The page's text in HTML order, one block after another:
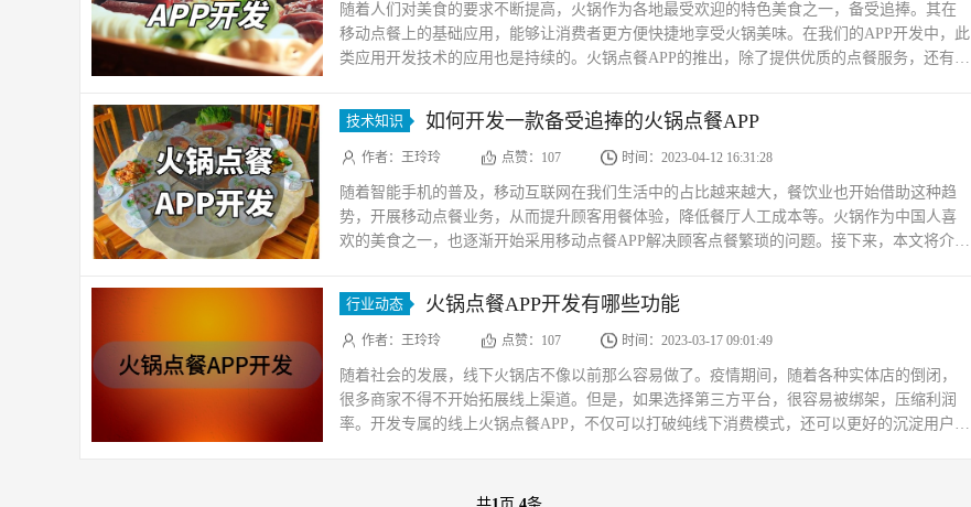
随着人们对美食的要求不断提高，火锅作为各地最受欢迎的特色美食之一，备受追捧。其在
移动点餐上的基础应用，能够让消费者更方便快捷地享受火锅美味。在我们的APP开发中，此
类应用开发技术的应用也是持续的。火锅点餐APP的推出，除了提供优质的点餐服务，还有助
技术知识 如何开发一款备受追捧的火锅点餐APP
作者：王玲玲 点赞：107 时间：2023-04-12 16:31:28
随着智能手机的普及，移动互联网在我们生活中的占比越来越大，餐饮业也开始借助这种趋
势，开展移动点餐业务，从而提升顾客用餐体验，降低餐厅人工成本等。火锅作为中国人喜
欢的美食之一，也逐渐开始采用移动点餐APP解决顾客点餐繁琐的问题。接下来，本文将介绍
行业动态 火锅点餐APP开发有哪些功能
作者：王玲玲 点赞：107 时间：2023-03-17 09:01:49
随着社会的发展，线下火锅店不像以前那么容易做了。疫情期间，随着各种实体店的倒闭，
很多商家不得不开始拓展线上渠道。但是，如果选择第三方平台，很容易被绑架，压缩利润
率。开发专属的线上火锅点餐APP，不仅可以打破纯线下消费模式，还可以更好的沉淀用户，